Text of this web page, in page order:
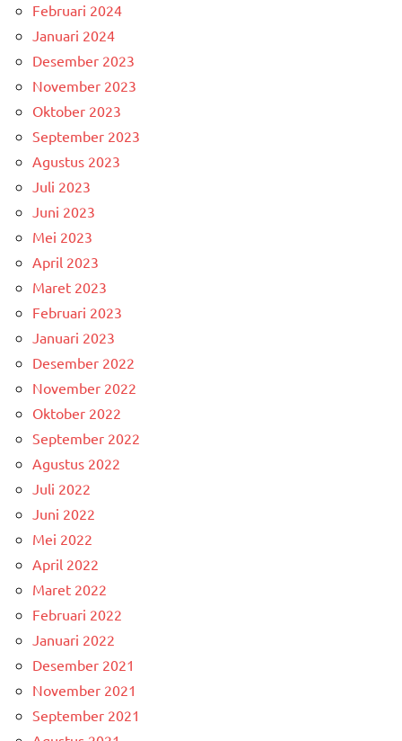
Februari 2024
Januari 2024
Desember 2023
November 2023
Oktober 2023
September 2023
Agustus 2023
Juli 2023
Juni 2023
Mei 2023
April 2023
Maret 2023
Februari 2023
Januari 2023
Desember 2022
November 2022
Oktober 2022
September 2022
Agustus 2022
Juli 2022
Juni 2022
Mei 2022
April 2022
Maret 2022
Februari 2022
Januari 2022
Desember 2021
November 2021
September 2021